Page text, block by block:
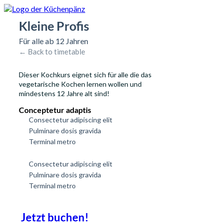
Kleine Profis
Für alle ab 12 Jahren
← Back to timetable
Dieser Kochkurs eignet sich für alle die das
vegetarische Kochen lernen wollen und
mindestens 12 Jahre alt sind!
Conceptetur adaptis
Consectetur adipiscing elit
Pulminare dosis gravida
Terminal metro
Consectetur adipiscing elit
Pulminare dosis gravida
Terminal metro
Jetzt buchen!